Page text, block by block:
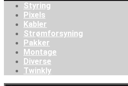
Styring
Pixels
Kabler
Strømforsyning
Pakker
Montage
Diverse
Twinkly